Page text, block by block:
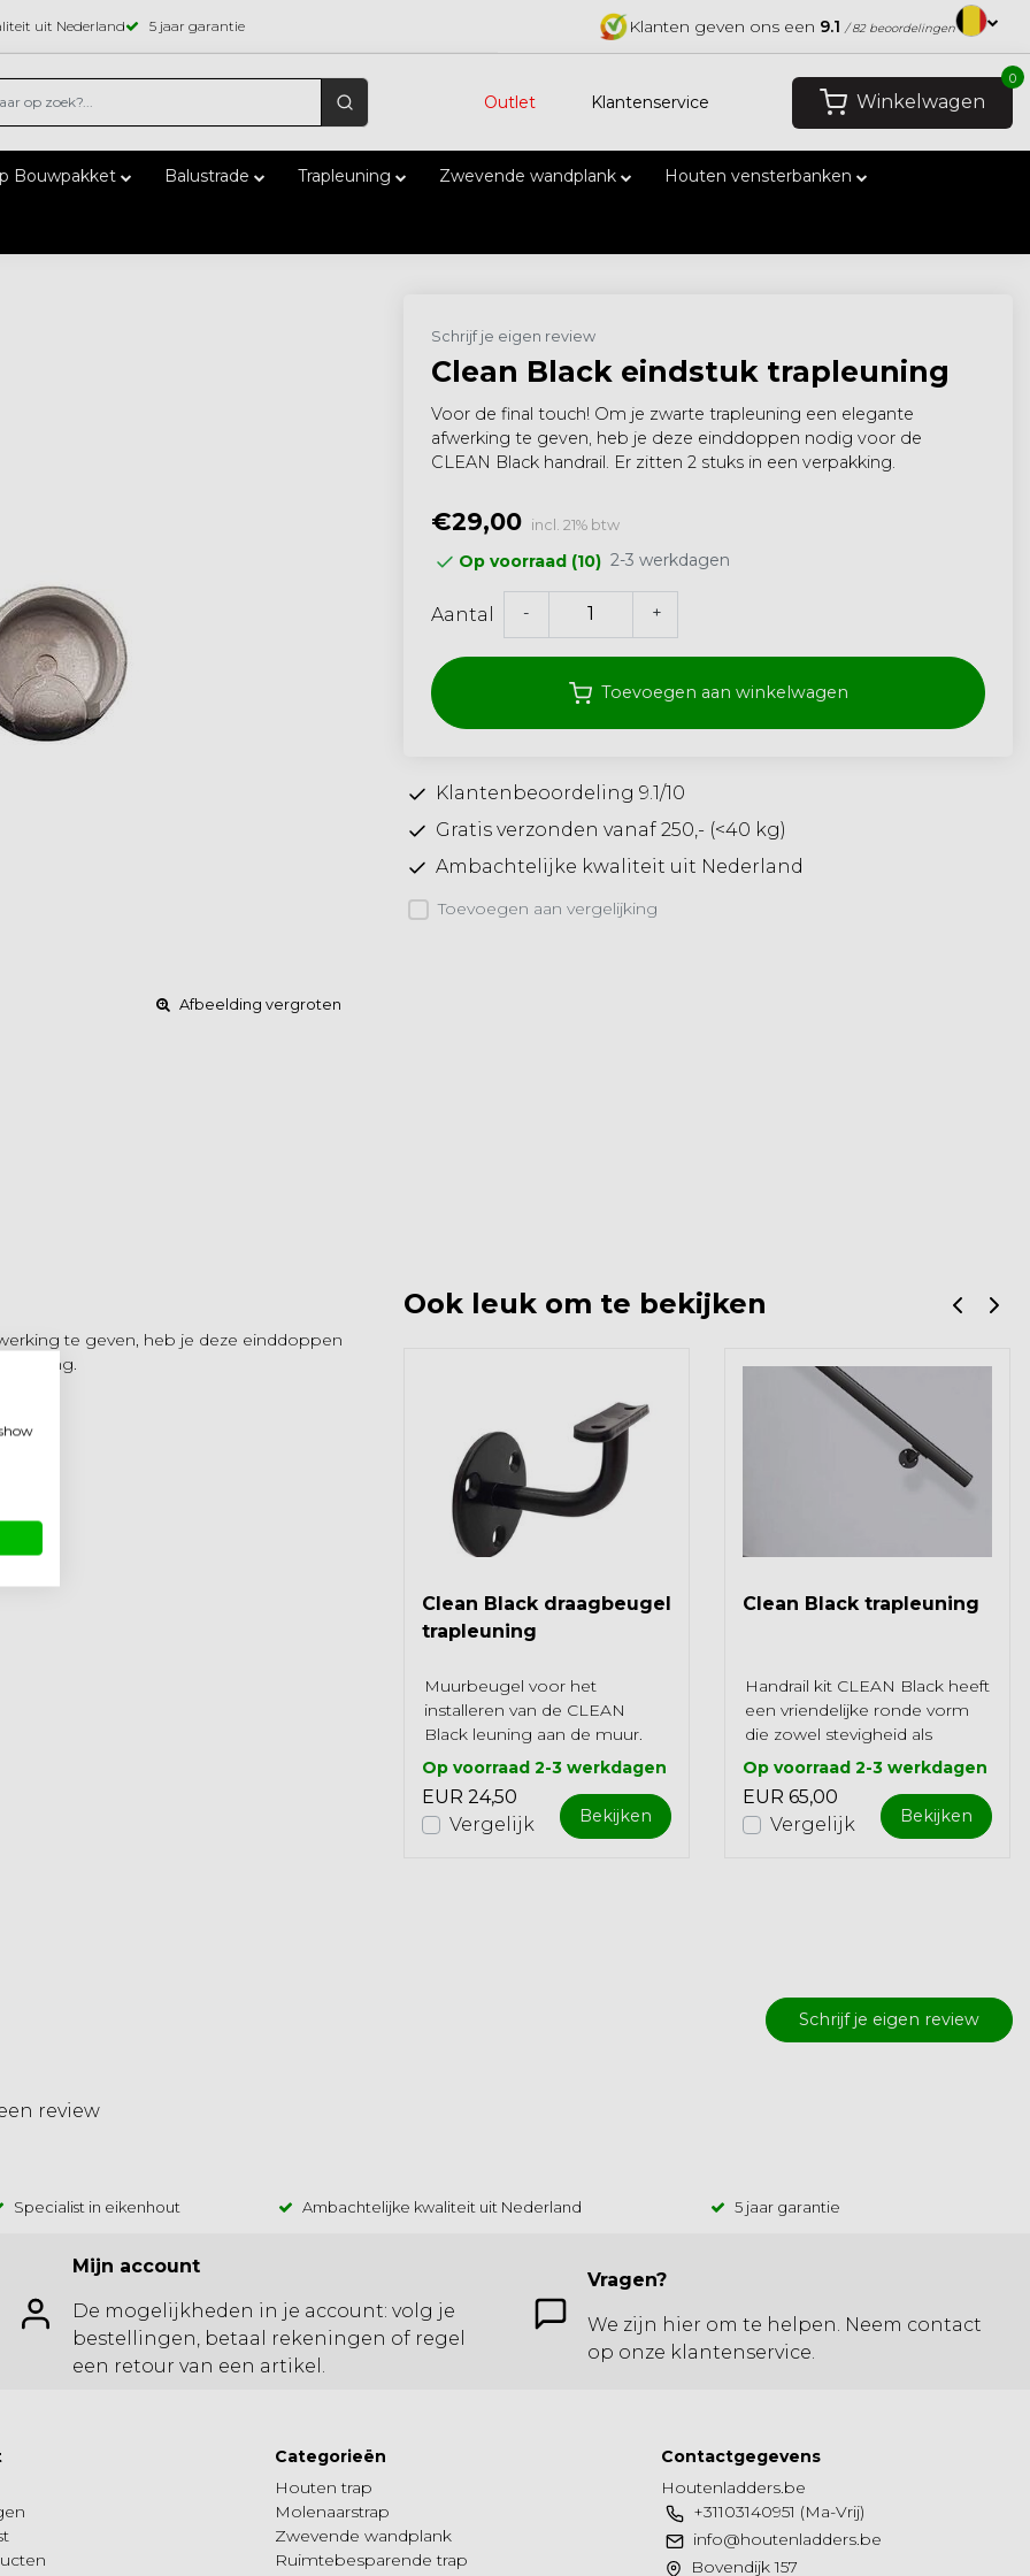
uit Nederland 5 jaar garantie Klanten geven ons een 9.1 / 82 beoordelingen
Outlet Klantenservice Winkelwagen
0
Bouwpakket Balustrade Trapleuning Zwevende wandplank Houten vensterbanken
Afbeelding vergroten
Schrijf je eigen review
Clean Black eindstuk trapleuning
Voor de final touch! Om je zwarte trapleuning een elegante
afwerking te geven, heb je deze einddoppen nodig voor de
CLEAN Black handrail. Er zitten 2 stuks in een verpakking.
€29,00 incl. 21% btw
Op voorraad (10) 2-3 werkdagen
Aantal - +
Toevoegen aan winkelwagen
Klantenbeoordeling 9.1/10
Gratis verzonden vanaf 250,- (<40 kg)
Ambachtelijke kwaliteit uit Nederland
Toevoegen aan vergelijking
te geven, heb je deze einddoppen
Ook leuk om te bekijken
Clean Black draagbeugel
trapleuning
Muurbeugel voor het
installeren van de CLEAN
Black leuning aan de muur.
Geschikt voor binnen- en
buitengebruik. De beuge...
Op voorraad 2-3 werkdagen
EUR 24,50
Vergelijk
Bekijken
Clean Black trapleuning
Handrail kit CLEAN Black heeft
een vriendelijke ronde vorm
die zowel stevigheid als
comfort biedt. Deze handrail
helpt d...
Op voorraad 2-3 werkdagen
EUR 65,00
Vergelijk
Bekijken
Schrijf je eigen review
review
Specialist in eikenhout Ambachtelijke kwaliteit uit Nederland 5 jaar garantie
Mijn account
De mogelijkheden in je account: volg je
bestellingen, betaal rekeningen of regel
een retour van een artikel.
Vragen?
We zijn hier om te helpen. Neem contact
op onze klantenservice.
Categorieën
Houten trap
Molenaarstrap
Zwevende wandplank
Ruimtebesparende trap
Contactgegevens
Houtenladders.be
+31103140951 (Ma-Vrij)
info@houtenladders.be
Bovendijk 157